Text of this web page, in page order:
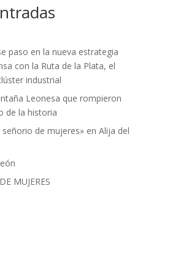
paso en la nueva estrategia
con la Ruta de la Plata, el
industrial
Leonesa que rompieron
de la historia
de mujeres» en Alija del
MUJERES